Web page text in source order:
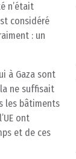
n’était
considéré
: un
à Gaza sont
ne suffisait
les bâtiments
ont
et de ces